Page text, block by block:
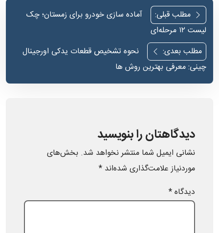
راهبری
نوشته‌ها
مطلب قبلی:
آماده سازی خودرو برای زمستان؛ چک
لیست ۱۲ مرحله‌ای
مطلب بعدی:
نحوه تشخیص قطعات یدکی اورجینال
چینی: معرفی بهترین روش ها
دیدگاهتان را بنویسید
نشانی ایمیل شما منتشر نخواهد شد. بخش‌های
موردنیاز علامت‌گذاری شده‌اند *
دیدگاه*